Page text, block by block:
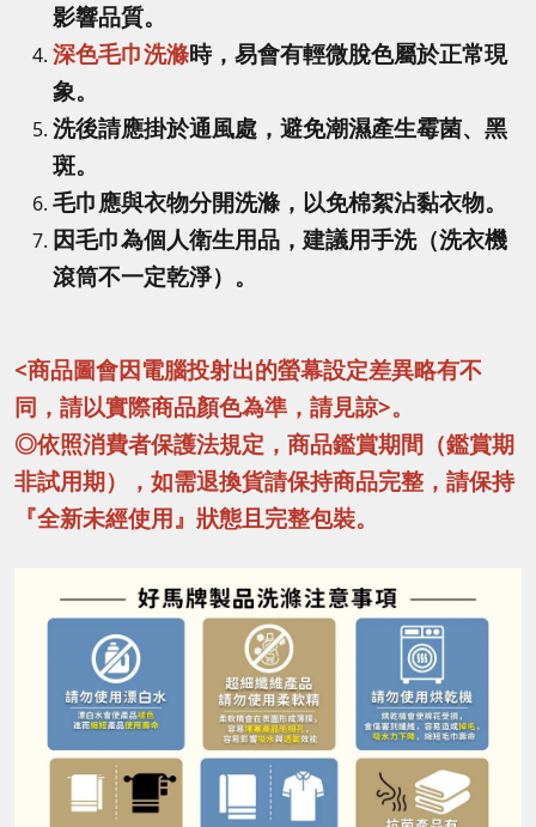
影響品質。
深色毛巾洗滌時，易會有輕微脫色屬於正常現
象。
洗後請應掛於通風處，避免潮濕產生霉菌、黑
斑。
毛巾應與衣物分開洗滌，以免棉絮沾黏衣物。
因毛巾為個人衛生用品，建議用手洗（洗衣機
滾筒不一定乾淨）。
<商品圖會因電腦投射出的螢幕設定差異略有不
同，請以實際商品顏色為準，請見諒>。
◎依照消費者保護法規定，商品鑑賞期間（鑑賞期
非試用期），如需退換貨請保持商品完整，請保持
『全新未經使用』狀態且完整包裝。